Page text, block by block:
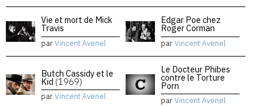
Vie et mort de Mick
Travis
parVincent Avenel
Edgar Poe chez
Roger Corman
parVincent Avenel
Butch Cassidy et le
Kid (1969)
parVincent Avenel
Le Docteur Phibes
contre le Torture
Porn
parVincent Avenel